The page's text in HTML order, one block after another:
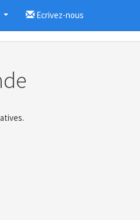
Ecrivez-nous